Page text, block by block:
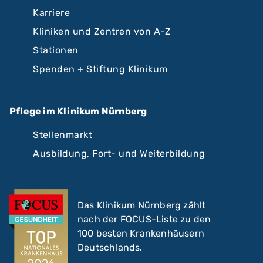
Karriere
Kliniken und Zentren von A-Z
Stationen
Spenden + Stiftung Klinikum
Pflege im Klinikum Nürnberg
Stellenmarkt
Ausbildung, Fort- und Weiterbildung
Das Klinikum Nürnberg zählt
nach der FOCUS-Liste zu den
100 besten Krankenhäusern
Deutschlands.